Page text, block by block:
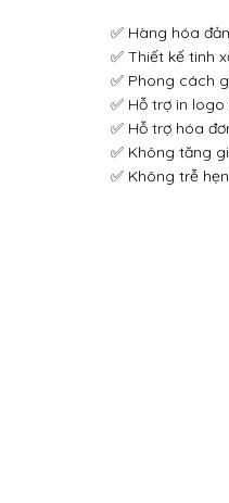
✅ Hàng hóa
✅ Thiết kế tinh
✅ Phong cách
✅ Hỗ trợ in
✅ Hỗ trợ hóa
✅ Không tăng
✅ Không trễ